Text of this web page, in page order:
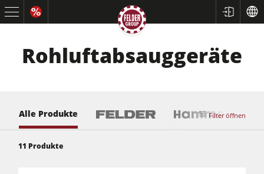
Rohluftabsauggeräte
Filter öffnen
Alle Produkte
11 Produkte